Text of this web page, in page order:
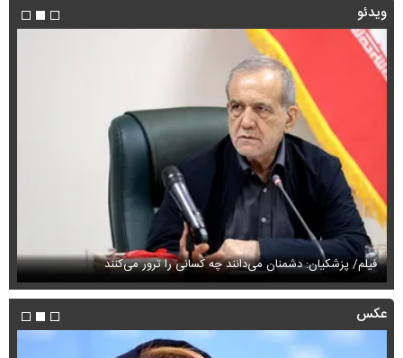
ویدئو
فیلم/ پزشکیان: دشمنان می‌دانند چه کسانی را ترور می‌کنند
عکس